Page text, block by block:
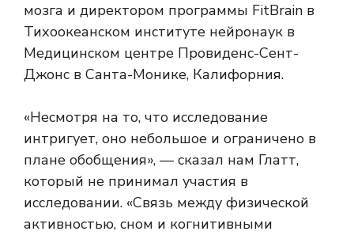
мозга и директором программы FitBrain в
Тихоокеанском институте нейронаук в
Медицинском центре Провиденс-Сент-
Джонс в Санта-Монике, Калифорния.
«Несмотря на то, что исследование
интригует, оно небольшое и ограничено в
плане обобщения», — сказал нам Глатт,
который не принимал участия в
исследовании. «Связь между физической
активностью, сном и когнитивными